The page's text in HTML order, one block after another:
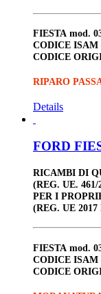
FIESTA mod.
CODICE ISAM
CODICE
RIPARO
Details
FORD
RICAMBI DI
(REG. UE. 461/
PER I
(REG. UE 2017
FIESTA mod.
CODICE ISAM
CODICE